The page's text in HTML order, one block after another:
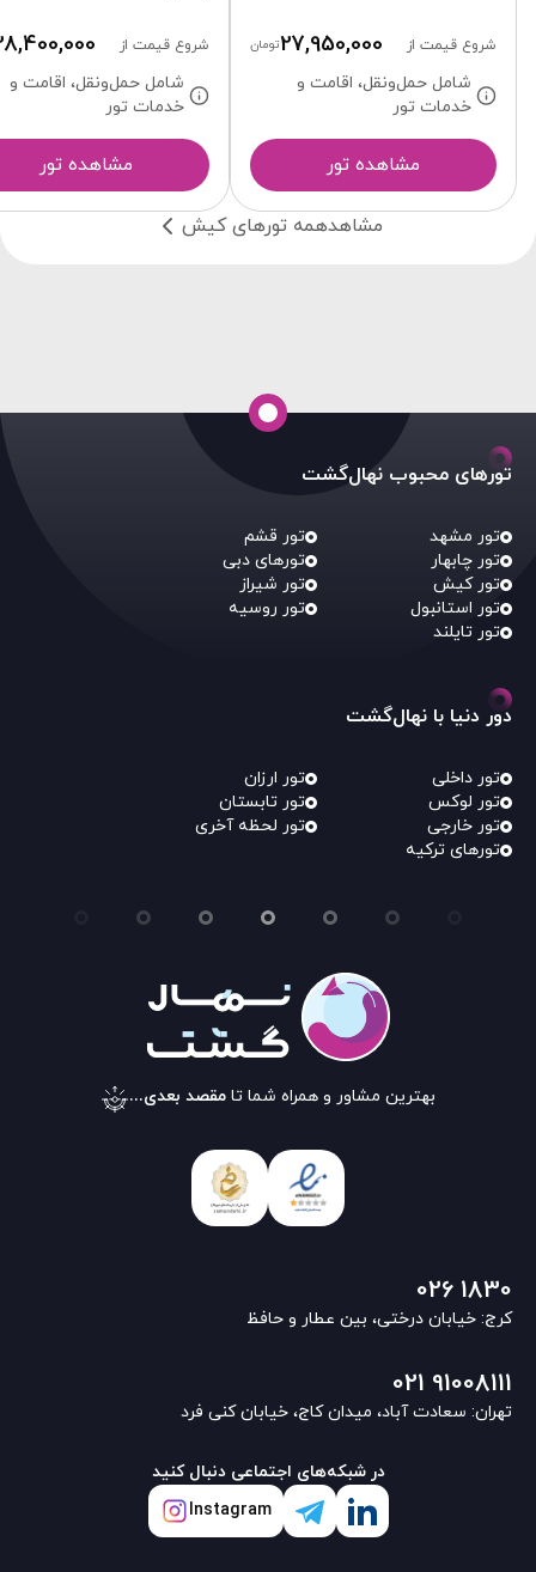
شروع قیمت از 27,950,000تومان
شامل حمل‌ونقل، اقامت و
خدمات تور
مشاهده تور
شروع قیمت از
شامل حمل‌ونقل، اقامت و
خدمات تور
مشاهده تور
مشاهدهمه تورهای کیش
تورهای محبوب نهال‌گشت
تور مشهد
تور قشم
تور چابهار
تورهای دبی
تور کیش
تور شیراز
تور استانبول
تور روسیه
تور تایلند
دور دنیا با نهال‌گشت
تور داخلی
تور ارزان
تور لوکس
تور تابستان
تور خارجی
تور لحظه آخری
تورهای ترکیه
بهترین مشاور و همراه شما تا مقصد بعدی...
026 1830
کرج: خیابان درختی، بین عطار و حافظ
021 91008111
تهران: سعادت آباد، میدان کاج، خیابان کنی فرد
در شبکه‌های اجتماعی دنبال کنید
Instagram